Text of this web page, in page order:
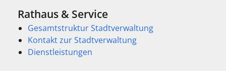
Rathaus & Service
Gesamtstruktur Stadtverwaltung
Kontakt zur Stadtverwaltung
Dienstleistungen